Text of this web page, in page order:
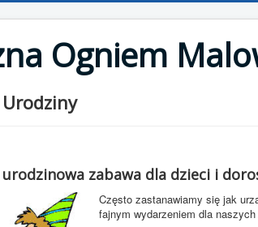
Ogniem
zabawa dla dzieci i
Często zastanawiamy się jak
fajnym wydarzeniem dla